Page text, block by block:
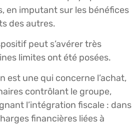
en imputant sur les bénéfices
des autres.
peut s’avérer très
limites ont été posées.
est une qui concerne l’achat,
contrôlant le groupe,
l’intégration fiscale : dans
financières liées à